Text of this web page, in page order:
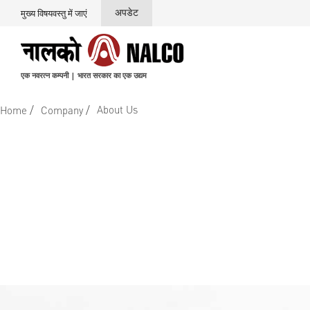
मुख्य विषयवस्तु में जाएं अपडेट
एक नवरत्न कम्पनी | भारत सरकार का एक उद्यम
Home / Company / About Us